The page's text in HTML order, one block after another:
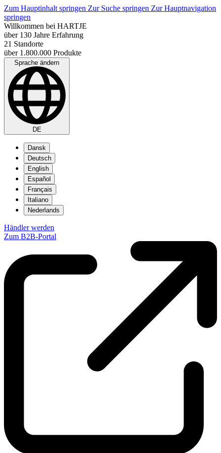
Zum Hauptinhalt springen Zur Suche springen Zur Hauptnavigation
springen
Willkommen bei HARTJE
über 130 Jahre Erfahrung
21 Standorte
über 1.800.000 Produkte
Sprache ändern
DE
Dansk
Deutsch
English
Español
Français
Italiano
Nederlands
Händler werden
Zum B2B-Portal